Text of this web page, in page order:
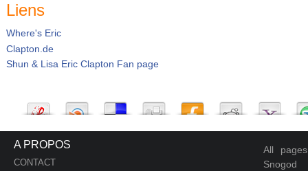
Liens
Where's Eric
Clapton.de
Shun & Lisa Eric Clapton Fan page
A PROPOS
CONTACT
All
Snogod